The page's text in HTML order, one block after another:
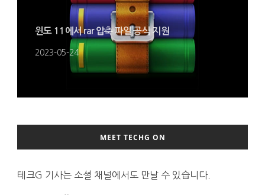
윈도 11에서 rar 압축 파일 공식 지원
2023-05-24
MEET TECHG ON
테크G 기사는 소셜 채널에서도 만날 수 있습니다.